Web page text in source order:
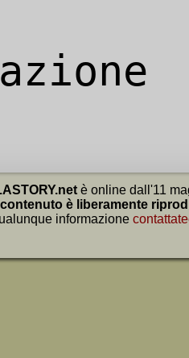
è online dall'11
è liberamente
informazione